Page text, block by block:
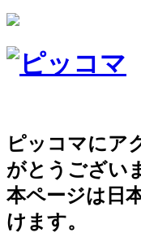
ピッコマにア
がとうござい
本ページは日
けます。